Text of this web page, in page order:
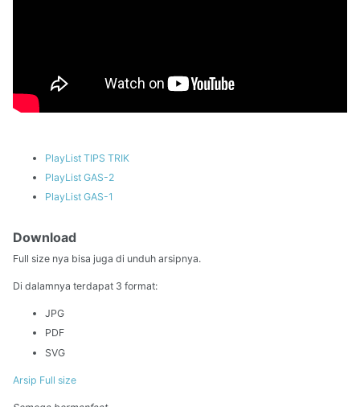
PlayList TIPS TRIK
PlayList GAS-2
PlayList GAS-1
Download
Full size nya bisa juga di unduh arsipnya.
Di dalamnya terdapat 3 format:
JPG
PDF
SVG
Arsip Full size